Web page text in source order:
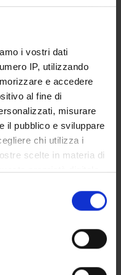
i vostri dati
IP, utilizzando
e accedere
al fine di
misurare
il pubblico e sviluppare
chi utilizza i
scelte in materia di
proprietà digitale
in qualsiasi
cookie o facendo clic
Wörterbuch
nelrepository
Dipartimento Culture e